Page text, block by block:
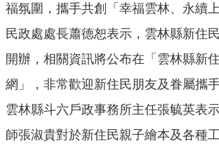
連
結
網
站
導
覽
檢
福氛圍，攜手共創「幸福雲林、永續
民政處處長蕭德恕表示，雲林縣新住
開辦，相關資訊將公布在「雲林縣新
網」，非常歡迎新住民朋友及眷屬攜手
雲林縣斗六戶政事務所主任張毓英表
師張淑貴對於新住民親子繪本及各種